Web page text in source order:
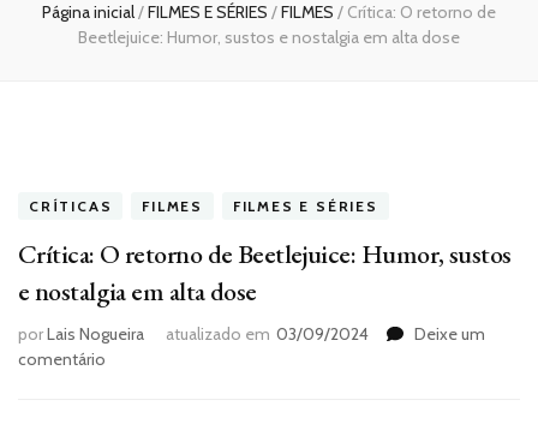
Página inicial/FILMES E SÉRIES /FILMES / Crítica: O retorno de
Beetlejuice: Humor, sustos e nostalgia em alta dose
CRÍTICAS FILMES FILMES E SÉRIES
Crítica: O retorno de Beetlejuice: Humor, sustos
e nostalgia em alta dose
porLais Nogueira atualizado em 03/09/2024
Deixe um
comentário